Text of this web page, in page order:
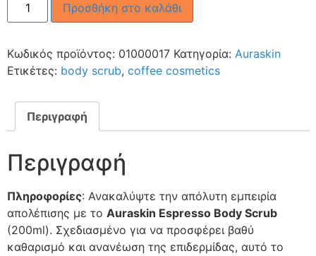
Προσθήκη στο καλάθι
Κωδικός προϊόντος: 01000017 Κατηγορία: Auraskin
Ετικέτες: body scrub, coffee cosmetics
Περιγραφή
Περιγραφή
Πληροφορίες: Ανακαλύψτε την απόλυτη εμπειρία
απολέπισης με το Auraskin Espresso Body Scrub
(200ml). Σχεδιασμένο για να προσφέρει βαθύ
καθαρισμό και ανανέωση της επιδερμίδας, αυτό το